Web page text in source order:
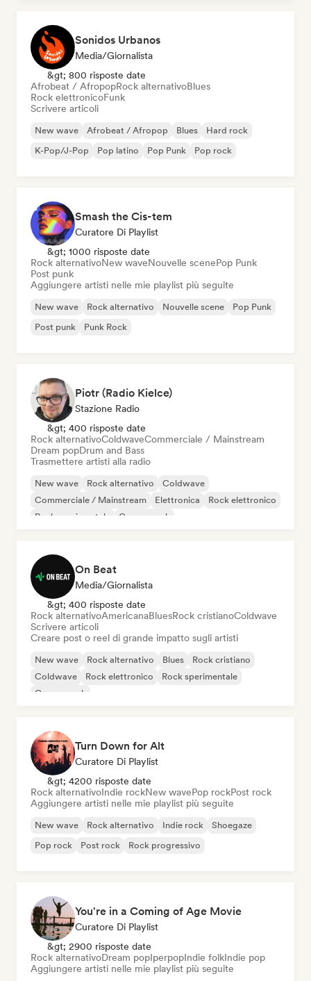
Sonidos Urbanos
Media/Giornalista
&gt; 800 risposte date
Afrobeat / AfropopRock alternativoBlues
Rock elettronicoFunk
Scrivere articoli
New wave Afrobeat / Afropop Blues
Hard rock
K-Pop/J-Pop
Pop latino Pop Punk Pop rock
Smash the Cis-tem
Curatore Di Playlist
&gt; 1000 risposte date
Rock alternativoNew waveNouvelle scenePop Punk
Post punk
Aggiungere artisti nelle mie playlist più seguite
New wave Rock alternativo Nouvelle scene
Pop Punk
Post punk
Punk Rock
Piotr (Radio Kielce)
Stazione Radio
&gt; 400 risposte date
Rock alternativoColdwaveCommerciale / Mainstream
Dream popDrum and Bass
Trasmettere artisti alla radio
New wave Rock alternativo
Coldwave
Commerciale / Mainstream
Elettronica
Rock elettronico
Rock sperimentale
Garage rock
On Beat
Media/Giornalista
&gt; 400 risposte date
Rock alternativoAmericanaBluesRock cristianoColdwave
Scrivere articoli
Creare post o reel di grande impatto sugli artisti
New wave Rock alternativo Blues
Rock cristiano
Coldwave
Rock elettronico
Rock sperimentale
Garage rock
Turn Down for Alt
Curatore Di Playlist
&gt; 4200 risposte date
Rock alternativoIndie rockNew wavePop rockPost rock
Aggiungere artisti nelle mie playlist più seguite
New wave Rock alternativo Indie rock
Shoegaze
Pop rock
Post rock Rock progressivo
You're in a Coming of Age Movie
Curatore Di Playlist
&gt; 2900 risposte date
Rock alternativoDream popIperpopIndie folkIndie pop
Aggiungere artisti nelle mie playlist più seguite